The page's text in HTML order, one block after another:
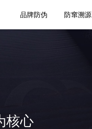
品牌防伪 防窜溯源
核心